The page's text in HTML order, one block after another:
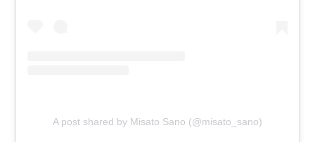
A post shared by Misato Sano (@misato_sano)